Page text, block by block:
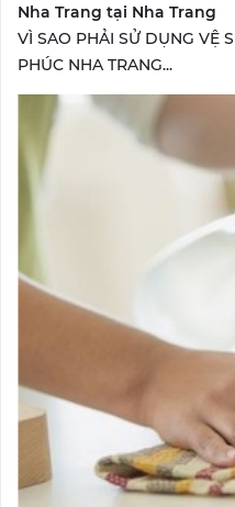
Nha Trang tại Nha Trang
VÌ SAO PHẢI SỬ DỤNG VỆ
PHÚC NHA TRANG...